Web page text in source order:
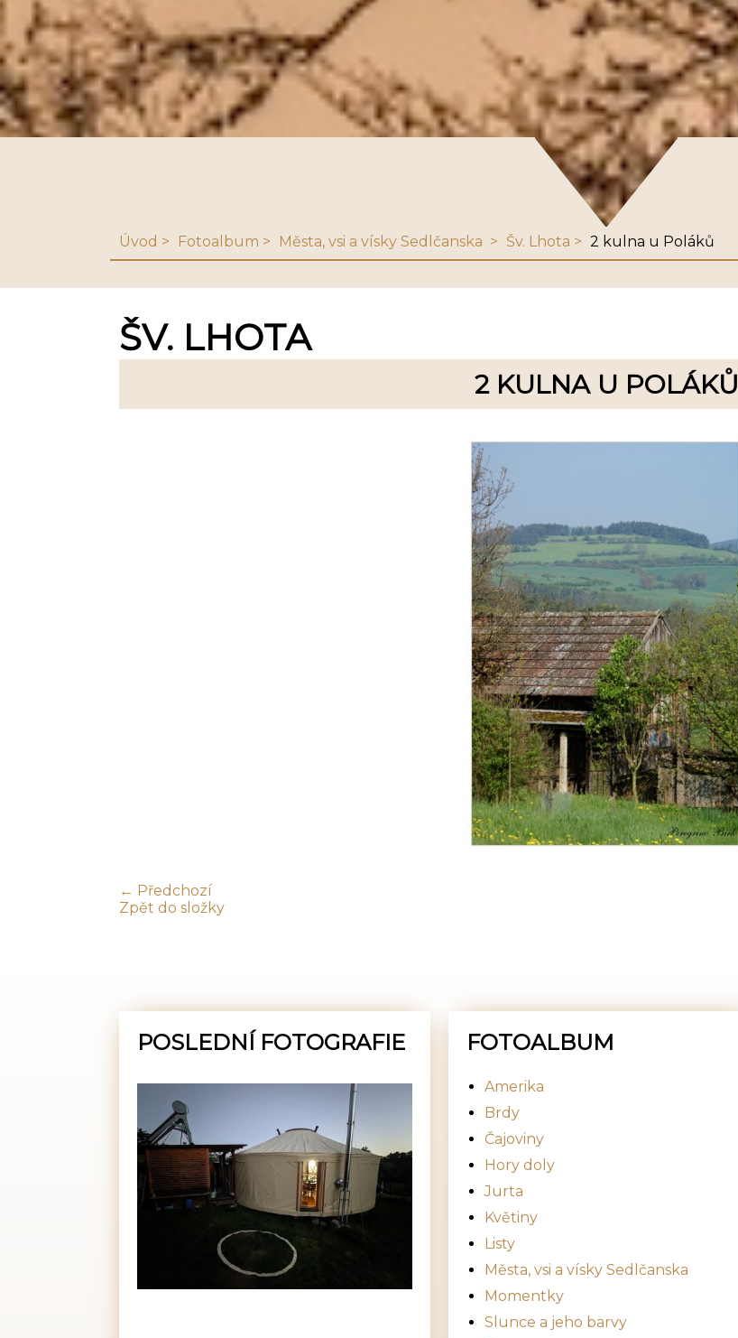
Úvod Fotoalbum Města, vsi a vísky Sedlčanska Šv. Lhota 2 kulna u Poláků
ŠV. LHOTA
2 KULNA U POLÁKŮ
← Předchozí
Zpět do složky
POSLEDNÍ FOTOGRAFIE FOTOALBUM
Amerika
Brdy
Čajoviny
Hory doly
Jurta
Květiny
Listy
Města, vsi a vísky Sedlčanska
Momentky
Slunce a jeho barvy